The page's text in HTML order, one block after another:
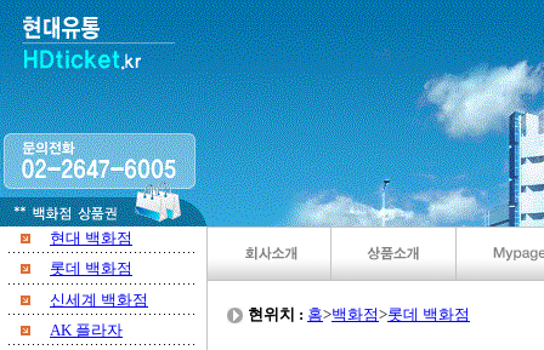
현대 백화점
롯데 백화점
신세계 백화점
AK 플라자
현위치 : 홈>백화점>롯데 백화점